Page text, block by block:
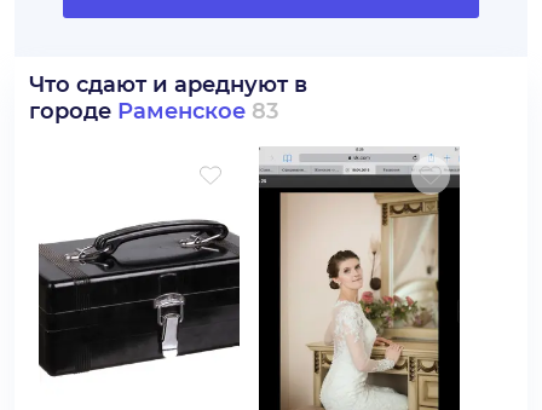
Что сдают и ареднуют в
городе Раменское 83